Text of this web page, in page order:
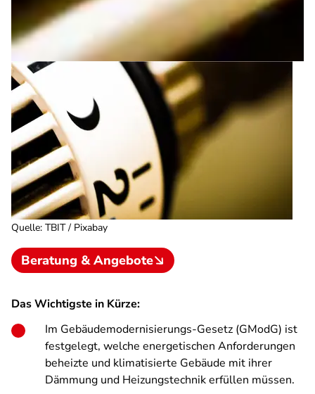
Quelle: TBIT / Pixabay
Beratung & Angebote
Das Wichtigste in Kürze:
Im Gebäudemodernisierungs-Gesetz (GModG) ist
festgelegt, welche energetischen Anforderungen
beheizte und klimatisierte Gebäude mit ihrer
Dämmung und Heizungstechnik erfüllen müssen.